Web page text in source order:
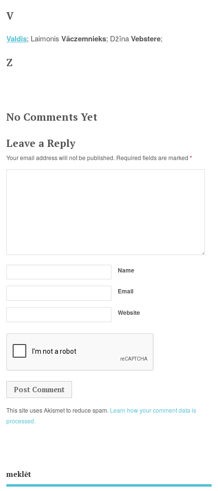
V
Valdis; LaimonisVāczemnieks; DžīnaVebstere;
Z
No Comments Yet
Leave a Reply
Your email address will not be published. Required fields are marked*
Name
Email
Website
This site uses Akismet to reduce spam. Learn how your comment data is
processed.
meklēt